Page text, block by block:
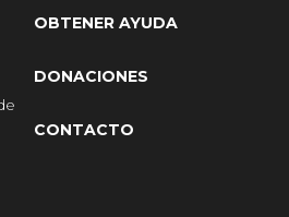
OBTENER AYUDA
DONACIONES
CONTACTO